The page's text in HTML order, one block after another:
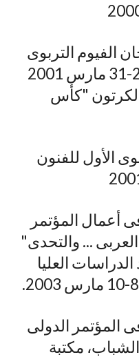
الفيوم التربوى
الأول للفنون والطفل، 29-31 مارس 2001
الكرتون "كأس
الأول للفنون
أعمال المؤتمر
... والتحدى"
العليا
المؤتمر الدولى
مكتبة